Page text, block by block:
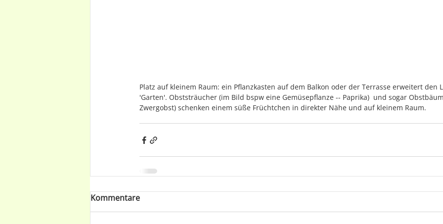
Platz auf kleinem Raum: ein Pflanzkasten auf dem Balkon oder der Terrasse erweitert den
'Garten'. Obststräucher (im Bild bspw eine Gemüsepflanze -- Paprika)  und sogar
Zwergobst) schenken einem süße Früchtchen in direkter Nähe und auf kleinem Raum.
Kommentare